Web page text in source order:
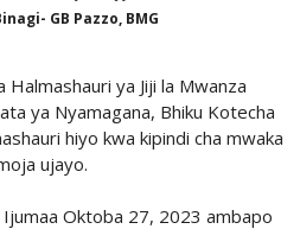
GB Pazzo, BMG
Halmashauri ya Jiji la Mwanza
ya Nyamagana, Bhiku Kotecha
hiyo kwa kipindi cha mwaka
ujayo.
Oktoba 27, 2023 ambapo